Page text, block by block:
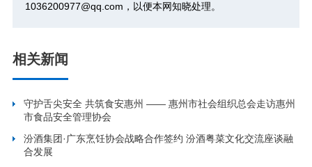
1036200977@qq.com，以便本网知晓处理。
相关新闻
守护舌尖安全 共筑食安惠州 —— 惠州市社会组织总会走访惠州
市食品安全管理协会
汾酒集团·广东烹饪协会战略合作签约 汾酒粤菜文化交流座谈融
合发展